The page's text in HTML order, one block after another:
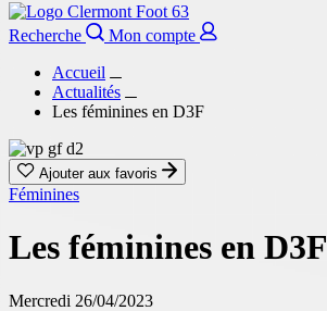
Recherche
Mon compte
Accueil
Actualités
Les féminines en D3F
Ajouter aux favoris
Féminines
Les féminines en D3F
Mercredi 26/04/2023